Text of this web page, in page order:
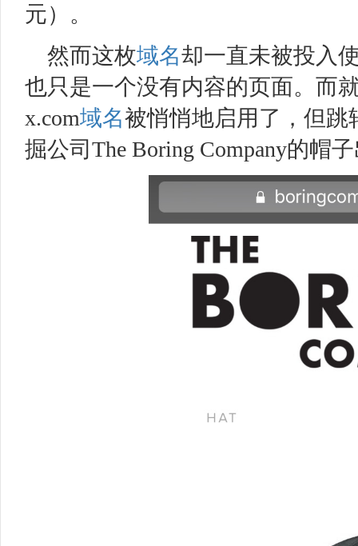
元）。
然而这枚域名却一直未被投入
也只是一个没有内容的页面。而
x.com域名被悄悄地启用了，但
掘公司The Boring Company的帽